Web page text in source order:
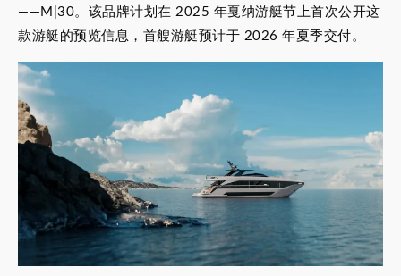
——M|30。该品牌计划在 2025 年戛纳游艇节上首次公开这
款游艇的预览信息，首艘游艇预计于 2026 年夏季交付。